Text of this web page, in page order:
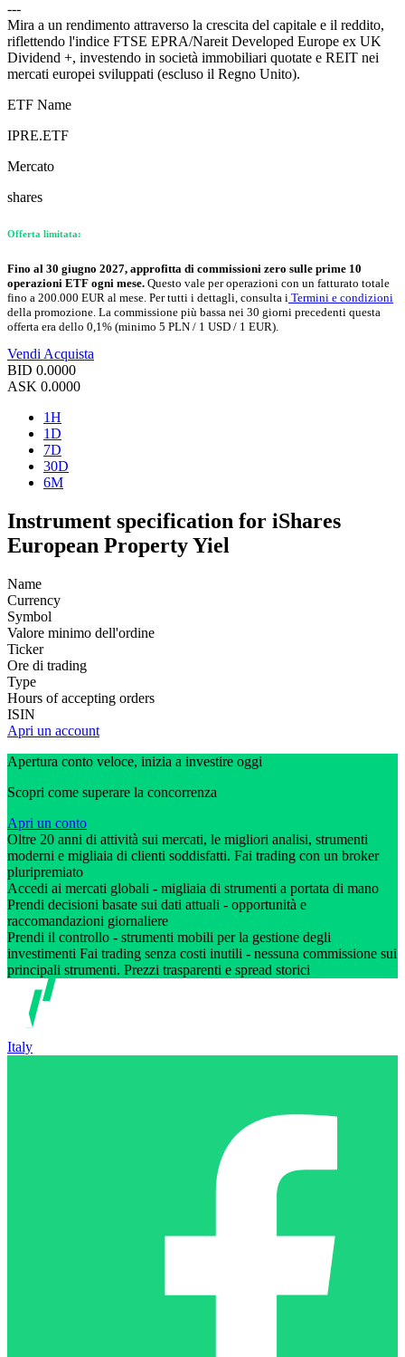
---
Mira a un rendimento attraverso la crescita del capitale e il reddito,
riflettendo l'indice FTSE EPRA/Nareit Developed Europe ex UK
Dividend +, investendo in società immobiliari quotate e REIT nei
mercati europei sviluppati (escluso il Regno Unito).
ETF Name
IPRE.ETF
Mercato
shares
Offerta limitata:
Fino al 30 giugno 2027, approfitta di commissioni zero sulle prime 10
operazioni ETF ogni mese. Questo vale per operazioni con un fatturato totale
fino a 200.000 EUR al mese. Per tutti i dettagli, consulta i Termini e condizioni
della promozione. La commissione più bassa nei 30 giorni precedenti questa
offerta era dello 0,1% (minimo 5 PLN / 1 USD / 1 EUR).
Vendi Acquista
BID 0.0000
ASK 0.0000
1H
1D
7D
30D
6M
Instrument specification for iShares
European Property Yiel
Name
Currency
Symbol
Valore minimo dell'ordine
Ticker
Ore di trading
Type
Hours of accepting orders
ISIN
Apri un account
Apertura conto veloce, inizia a investire oggi
Scopri come superare la concorrenza
Apri un conto
Oltre 20 anni di attività sui mercati, le migliori analisi, strumenti
moderni e migliaia di clienti soddisfatti. Fai trading con un broker
pluripremiato
Accedi ai mercati globali - migliaia di strumenti a portata di mano
Prendi decisioni basate sui dati attuali - opportunità e
raccomandazioni giornaliere
Prendi il controllo - strumenti mobili per la gestione degli
investimenti Fai trading senza costi inutili - nessuna commissione sui
principali strumenti. Prezzi trasparenti e spread storici
Italy